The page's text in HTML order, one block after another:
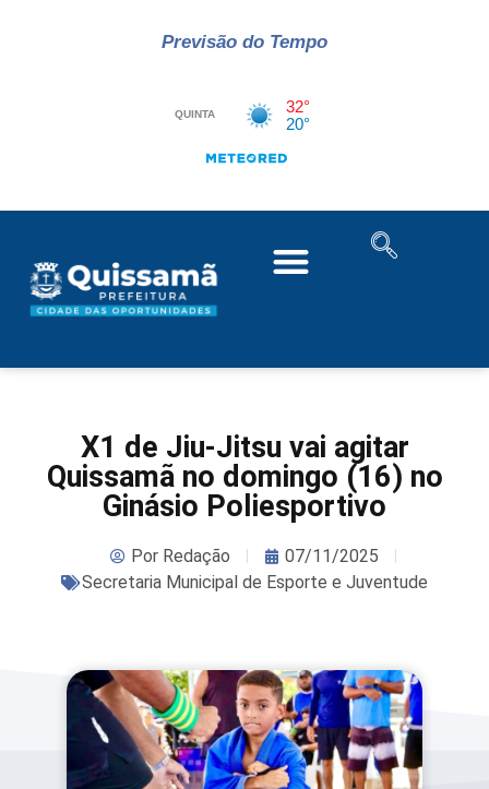
Previsão do Tempo
X1 de Jiu-Jitsu vai agitar
Quissamã no domingo (16) no
Ginásio Poliesportivo
PorRedação
07/11/2025
Secretaria Municipal de Esporte e Juventude